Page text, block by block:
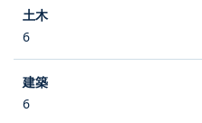
6
6